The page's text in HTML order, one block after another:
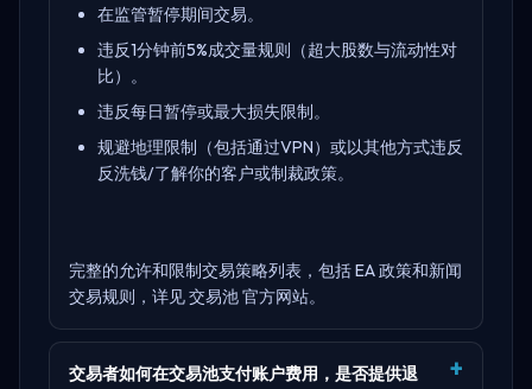
在监管暂停期间交易。
违反1分钟前5%成交量规则（超大股数与流动性对
比）。
违反每日暂停或最大损失限制。
规避地理限制（包括通过VPN）或以其他方式违反
反洗钱/了解你的客户或制裁政策。
完整的允许和限制交易策略列表，包括 EA 政策和新闻
交易规则，详见交易池 官方网站。
交易者如何在交易池支付账户费用，是否提供退